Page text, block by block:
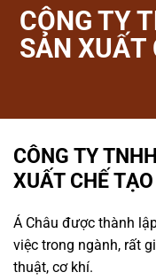
CÔNG TY
SẢN XUẤT
CÔNG TY
XUẤT CHẾ
Á Châu được thành
việc trong ngành, rất
thuật, cơ khí.